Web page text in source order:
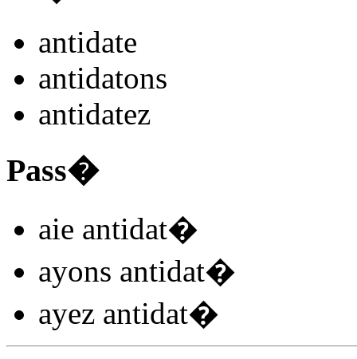
antidate
antidatons
antidatez
Pass�
aie antidat�
ayons antidat�
ayez antidat�